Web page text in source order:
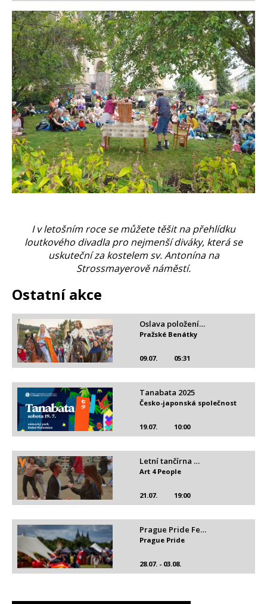
I v letošním roce se můžete těšit na přehlídku
loutkového divadla pro nejmenší diváky, která se
uskuteční za kostelem sv. Antonína na
Strossmayerově náměstí.
Ostatní akce
Oslava položení…
09.07. 05:31
Pražské Benátky
Tanabata 2025
19.07. 10:00
Česko-japonská společnost
Letní tančírna …
21.07. 19:00
Art 4 People
Prague Pride Fe…
28.07. - 03.08.
Prague Pride